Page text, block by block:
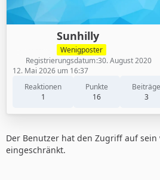
Sunhilly
Wenigposter
Reaktionen
1
Punkte
16
Beiträge
3
Registrierungsdatum 30. August 2020
12. Mai 2026 um 16:37
Der Benutzer hat den Zugriff auf sein
eingeschränkt.